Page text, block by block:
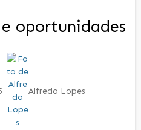
oportunidades
Alfredo Lopes